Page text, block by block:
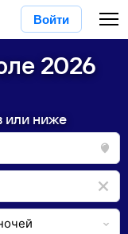
Войти
2026
или ниже